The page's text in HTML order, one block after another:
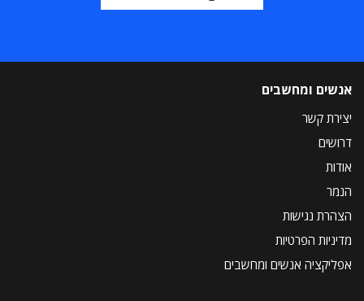
אנשים ומחשבים
יצירת קשר
דרושים
אודות
הנמר
הצהרת נגישות
מדיניות הפרטיות
אפליקציה אנשים ומחשבים